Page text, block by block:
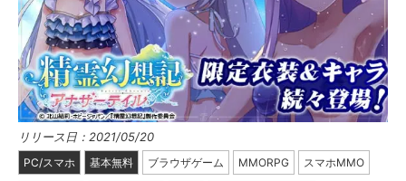
リリース日：2021/05/20
PC/スマホ 基本無料 ブラウザゲーム MMORPG スマホMMO